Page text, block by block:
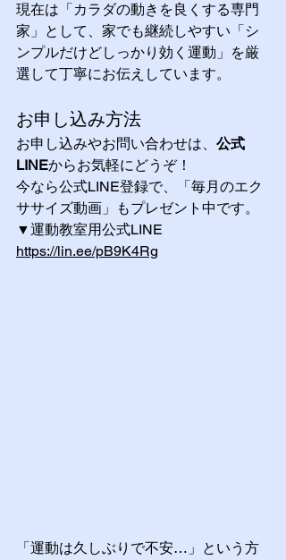
現在は「カラダの動きを良くする専門
家」として、家でも継続しやすい「シ
ンプルだけどしっかり効く運動」を厳
選して丁寧にお伝えしています。
お申し込み方法
お申し込みやお問い合わせは、 公式
LINEからお気軽にどうぞ！
今なら公式LINE登録で、「毎月のエク
ササイズ動画」もプレゼント中です。
▼運動教室用公式LINE
https://lin.ee/pB9K4Rg
「運動は久しぶりで不安…」という方